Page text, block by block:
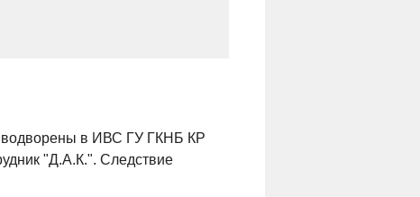
водворены в ИВС ГУ ГКНБ КР
"Д.А.К.". Следствие